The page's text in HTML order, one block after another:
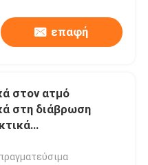
επαφή
στον ατμό
στη διάβρωση
υψηλής